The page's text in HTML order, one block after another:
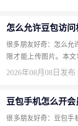
怎么允许豆包访
很多朋友好奇：怎么允
限才能上传图片。本
方法一：在手机系统
2026年08月08日发布
豆包手机怎么开
很多朋友好奇：豆包手